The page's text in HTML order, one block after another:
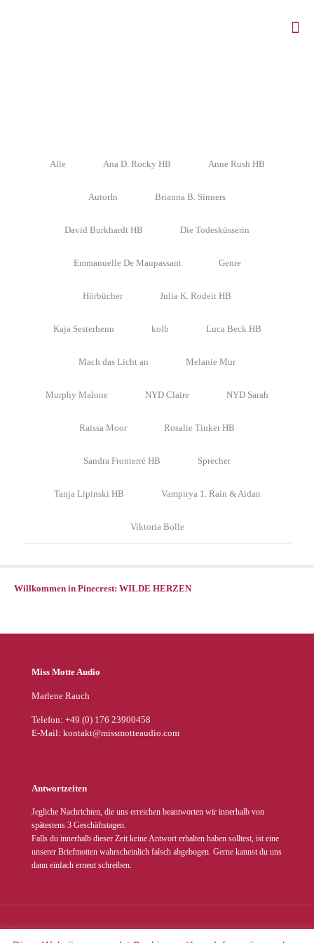
Alle Ana D. Rocky HB Anne Rush HB
AutorIn Brianna B. Sinners
David Burkhardt HB Die Todesküsserin
Emmanuelle De Maupassant Genre
Hörbücher Julia K. Rodeit HB
Kaja Sesterhenn kolb Luca Beck HB
Mach das Licht an Melanie Mur
Murphy Malone NYD Claire NYD Sarah
Raissa Moor Rosalie Tinker HB
Sandra Fronterré HB Sprecher
Tanja Lipinski HB Vampirya 1. Rain & Aidan
Viktoria Bolle
Willkommen in Pinecrest: WILDE HERZEN
Willkommen in Pinecrest: WILDE HERZEN
Miss Motte Audio
Marlene Rauch
Telefon: +49 (0) 176 23900458
E-Mail: kontakt@missmotteaudio.com
Antwortzeiten
Jegliche Nachrichten, die uns erreichen beantworten wir innerhalb von
spätestens 3 Geschäftstagen.
Falls du innerhalb dieser Zeit keine Antwort erhalten haben solltest, ist eine
unserer Briefmotten wahrscheinlich falsch abgebogen. Gerne kannst du uns
dann einfach erneut schreiben.
© 2022 Miss Motte Audio. Alle Rechte vorbehalten |Impressum|